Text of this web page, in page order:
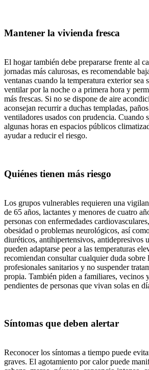
Mantener la vivienda fresca
El hogar también debe prepararse frente al
jornadas más calurosas, es recomendable
ventanas cuando la temperatura exterior sea
ventilar por la noche o a primera hora y
más frescas. Si no se dispone de aire
aconsejan recurrir a duchas templadas,
ventiladores usados con prudencia. Cuando
algunas horas en espacios públicos
ayudar a reducir el riesgo.
Quiénes tienen más riesgo
Los grupos vulnerables requieren una
de 65 años, lactantes y menores de cuatro
personas con enfermedades
obesidad o problemas neurológicos, así
diuréticos, antihipertensivos, antidepresivos
pueden adaptarse peor a las temperaturas
recomiendan consultar cualquier duda sobre
profesionales sanitarios y no suspender
propia. También piden a familiares, vecinos
pendientes de personas que vivan solas en
Síntomas que deben alertar
Reconocer los síntomas a tiempo puede
graves. El agotamiento por calor puede